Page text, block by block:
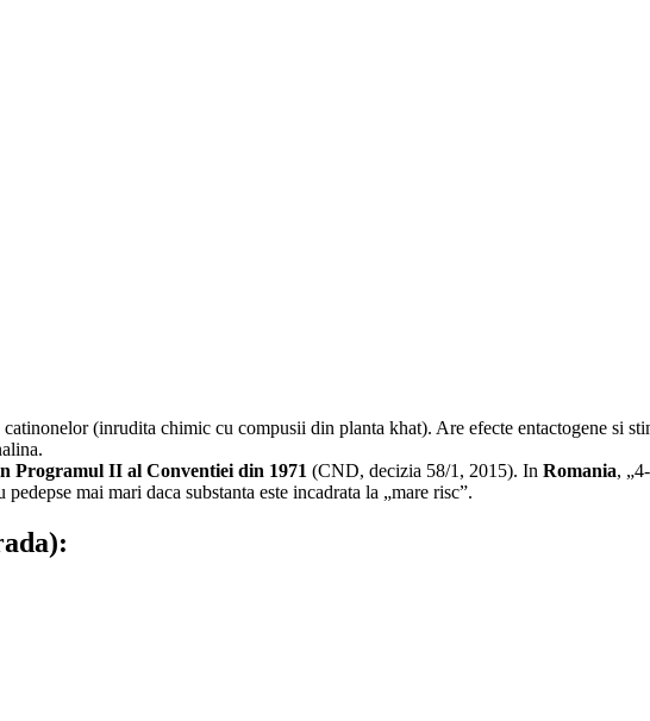
(inrudita chimic cu compusii din planta khat). Are efecte entactogene si
Programul II al Conventiei din 1971 (CND, decizia 58/1, 2015). In Romania,
mai mari daca substanta este incadrata la „mare risc”.